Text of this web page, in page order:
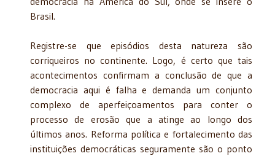
Brasil.
Registre-se que episódios desta natureza são
corriqueiros no continente. Logo, é certo que tais
acontecimentos confirmam a conclusão de que a
democracia aqui é falha e demanda um conjunto
complexo de aperfeiçoamentos para conter o
processo de erosão que a atinge ao longo dos
últimos anos. Reforma política e fortalecimento das
instituições democráticas seguramente são o ponto